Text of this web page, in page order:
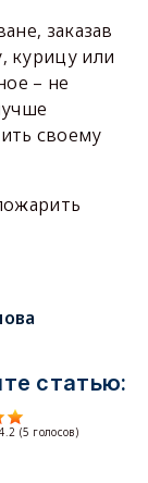
заказав
курицу или
– не
своему
статью:
(5 голосов)